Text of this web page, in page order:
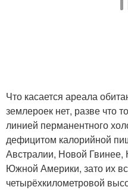
Что касается ареала
землероек нет, разве что
линией перманентного
дефицитом калорийной
Австралии, Новой
Южной Америки, зато их
четырёхкилометровой